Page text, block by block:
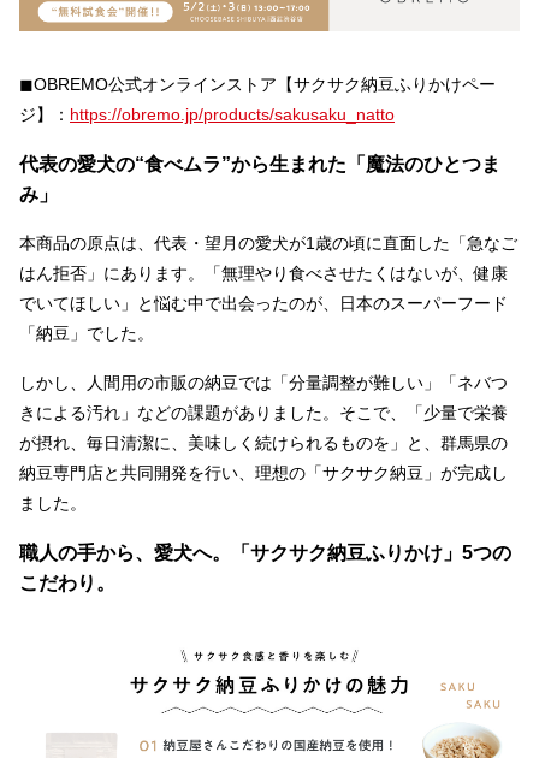
◼︎OBREMO公式オンラインストア【サクサク納豆ふりかけペー
ジ】： https://obremo.jp/products/sakusaku_natto
代表の愛犬の“食べムラ”から生まれた「魔法のひとつま
み」
本商品の原点は、代表・望月の愛犬が1歳の頃に直面した「急なご
はん拒否」にあります。「無理やり食べさせたくはないが、健康
でいてほしい」と悩む中で出会ったのが、日本のスーパーフード
「納豆」でした。
しかし、人間用の市販の納豆では「分量調整が難しい」「ネバつ
きによる汚れ」などの課題がありました。そこで、「少量で栄養
が摂れ、毎日清潔に、美味しく続けられるものを」と、群馬県の
納豆専門店と共同開発を行い、理想の「サクサク納豆」が完成し
ました。
職人の手から、愛犬へ。「サクサク納豆ふりかけ」5つの
こだわり。